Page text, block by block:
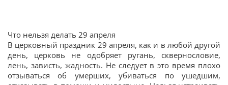
Что нельзя делать 29 апреля
В церковный праздник 29 апреля, как и в любой другой
день, церковь не одобряет ругань, сквернословие,
лень, зависть, жадность. Не следует в это время плохо
отзываться об умерших, убиваться по ушедшим,